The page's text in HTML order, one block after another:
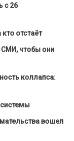
с 26
отстаёт
СМИ, чтобы они
коллапса:
вошел